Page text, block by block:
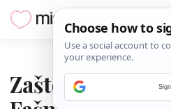
Zašto se